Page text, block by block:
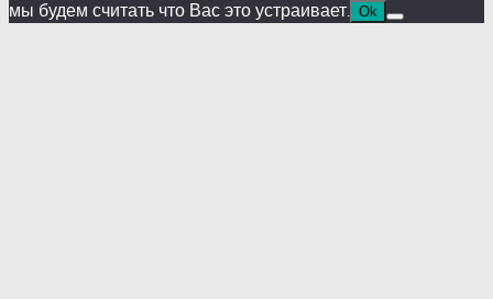
мы будем считать что Вас это устраивает. Ok